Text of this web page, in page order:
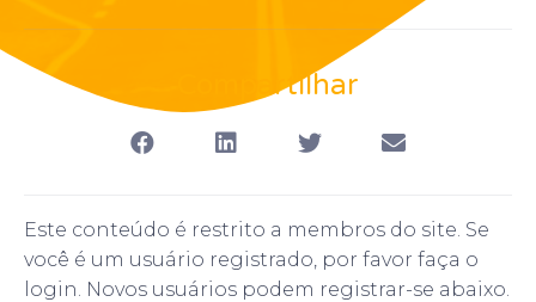
Compartilhar
Este conteúdo é restrito a membros do site. Se
você é um usuário registrado, por favor faça o
login. Novos usuários podem registrar-se abaixo.